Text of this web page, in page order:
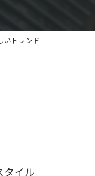
いトレンド
タイル